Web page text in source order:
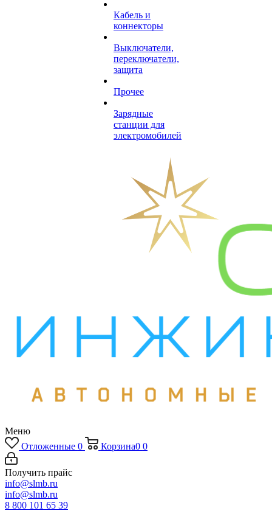
Кабель и
коннекторы
Выключатели,
переключатели,
защита
Прочее
Зарядные
станции для
электромобилей
Меню
Отложенные 0 Корзина0 0
Получить прайс
info@slmb.ru
info@slmb.ru
8 800 101 65 39